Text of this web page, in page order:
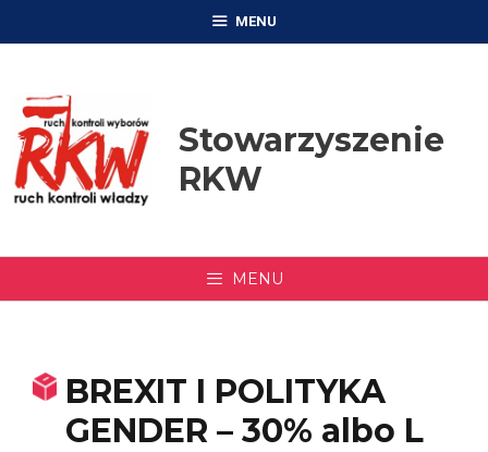
MENU
Stowarzyszenie
RKW
MENU
BREXIT I POLITYKA
GENDER – 30% albo L